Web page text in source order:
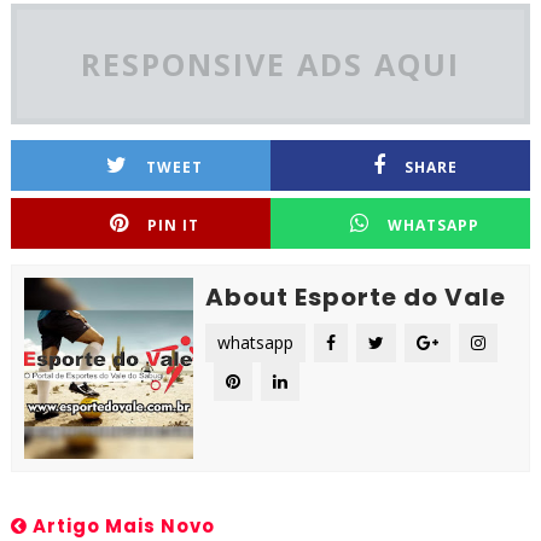
RESPONSIVE ADS AQUI
TWEET SHARE
PIN IT WHATSAPP
About Esporte do Vale
whatsapp
Artigo Mais Novo